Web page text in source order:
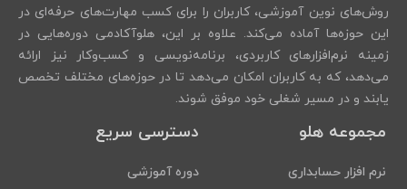
روش‌های نوین آموزشی، کاربران را برای کسب مهارت‌های حرفه‌ای در
این حوزه‌ها آماده می‌کند. علاوه بر این، هلوآکادمی دوره‌هایی در
زمینه نرم‌افزارهای کاربردی، برنامه‌نویسی و کسب‌وکار نیز ارائه
می‌دهد، که به کاربران امکان می‌دهد تا در حوزه‌های مختلف تخصص
یابند و در مسیر شغلی خود موفق شوند.
مجموعه هلو
نرم افزار حسابداری
دسترسی سریع
دوره آموزشی